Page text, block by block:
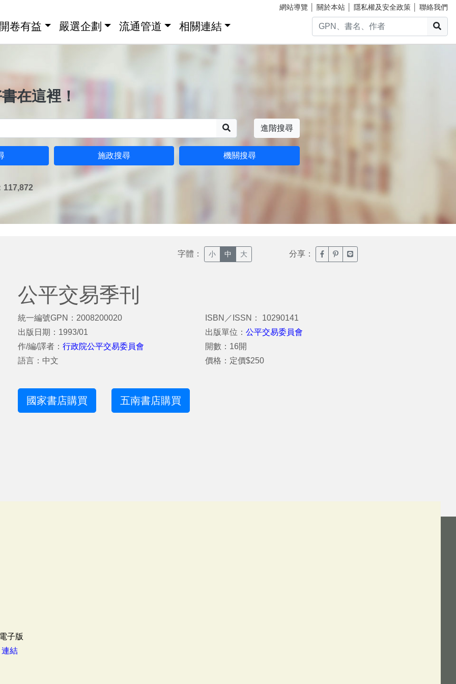
網站導覽 關於本站 隱私權及安全政策 聯絡我們
卷有益 嚴選企劃 流通管道 相關連結
在這裡！
進階搜尋
施政搜尋 機關搜尋
117,872
字體： 小 中 大 分享： 臉書分享(另開新視窗)
噗浪分享(另開新視窗)
Line分享(另開新視窗)
公平交易季刊
統一編號GPN：2008200020
出版日期：1993/01
作/編/譯者： 行政院公平交易委員會
語言：中文
ISBN／ISSN： 10290141
出版單位：公平交易委員會
開數：16開
價格：定價$250
國家書店購買 五南書店購買
子版
連結